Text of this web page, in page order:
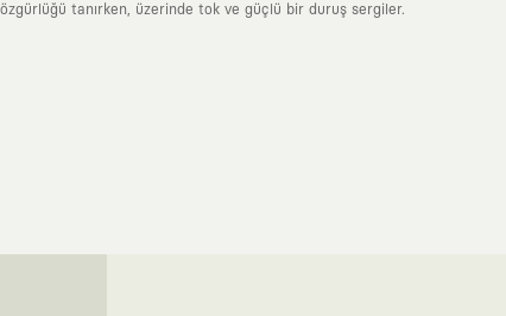
tanırken, üzerinde tok ve güçlü bir duruş sergiler.